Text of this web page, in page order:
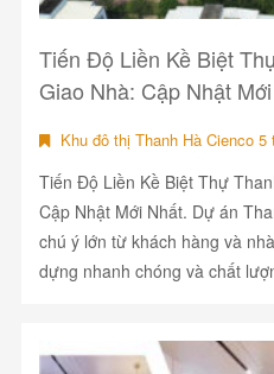
Tiến Độ Liền Kề Biệt
Giao Nhà: Cập Nhật
Khu đô thị Thanh Hà Cienco
Tiến Độ Liền Kề Biệt Thự
Cập Nhật Mới Nhất. Dự án
chú ý lớn từ khách hàng và
dựng nhanh chóng và chất